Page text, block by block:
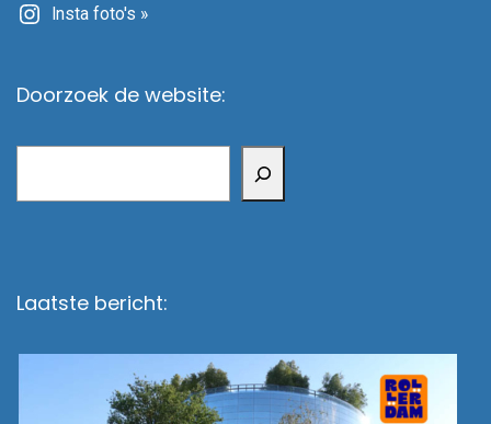
Insta foto's »
Doorzoek de website:
Laatste bericht: